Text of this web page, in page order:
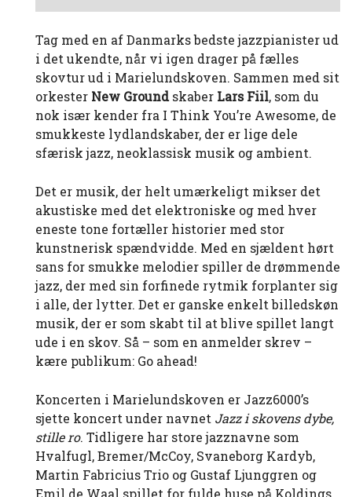
Tag med en af Danmarks bedste jazzpianister ud
i det ukendte, når vi igen drager på fælles
skovtur ud i Marielundskoven. Sammen med sit
orkester New Groundskaber Lars Fiil, som du
nok især kender fra I Think You’re Awesome, de
smukkeste lydlandskaber, der er lige dele
sfærisk jazz, neoklassisk musik og ambient.
Det er musik, der helt umærkeligt mikser det
akustiske med det elektroniske og med hver
eneste tone fortæller historier med stor
kunstnerisk spændvidde. Med en sjældent hørt
sans for smukke melodier spiller de drømmende
jazz, der med sin forfinede rytmik forplanter sig
i alle, der lytter. Det er ganske enkelt billedskøn
musik, der er som skabt til at blive spillet langt
ude i en skov. Så – som en anmelder skrev –
kære publikum: Go ahead!
Koncerten i Marielundskoven er Jazz6000’s
sjette koncert under navnet Jazz i skovens dybe,
stille ro. Tidligere har store jazznavne som
Hvalfugl, Bremer/McCoy, Svaneborg Kardyb,
Martin Fabricius Trio og Gustaf Ljunggren og
Emil de Waal spillet for fulde huse på Koldings